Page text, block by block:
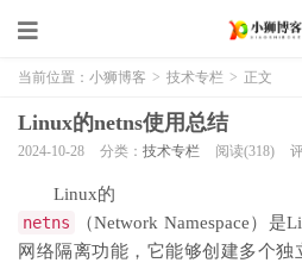
当前位置： 小狮博客 > 技术专栏 > 正文
Linux的netns使用总结
2024-10-28 分类： 技术专栏 阅读(318)
Linux的
netns
（Network Namespace）
网络隔离功能，它能够创建多个